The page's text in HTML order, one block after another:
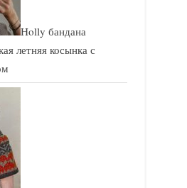
Holly бандана
летняя косынка с